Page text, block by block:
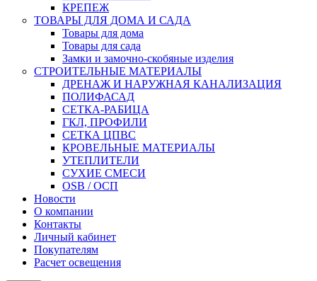
КРЕПЕЖ
ТОВАРЫ ДЛЯ ДОМА И САДА
Товары для дома
Товары для сада
Замки и замочно-скобяные изделия
СТРОИТЕЛЬНЫЕ МАТЕРИАЛЫ
ДРЕНАЖ И НАРУЖНАЯ КАНАЛИЗАЦИЯ
ПОЛИФАСАД
СЕТКА-РАБИЦА
ГКЛ, ПРОФИЛИ
СЕТКА ЦПВС
КРОВЕЛЬНЫЕ МАТЕРИАЛЫ
УТЕПЛИТЕЛИ
СУХИЕ СМЕСИ
OSB / ОСП
Новости
О компании
Контакты
Личный кабинет
Покупателям
Расчет освещения